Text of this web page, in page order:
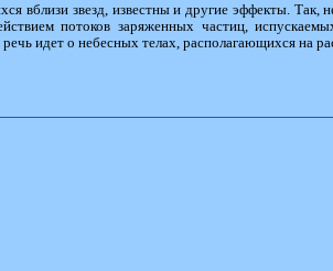
вблизи звезд, известны и другие эффекты. Так,
потоков заряженных частиц,
идет о небесных телах, располагающихся на